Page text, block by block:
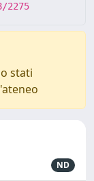
2275
stati
ND